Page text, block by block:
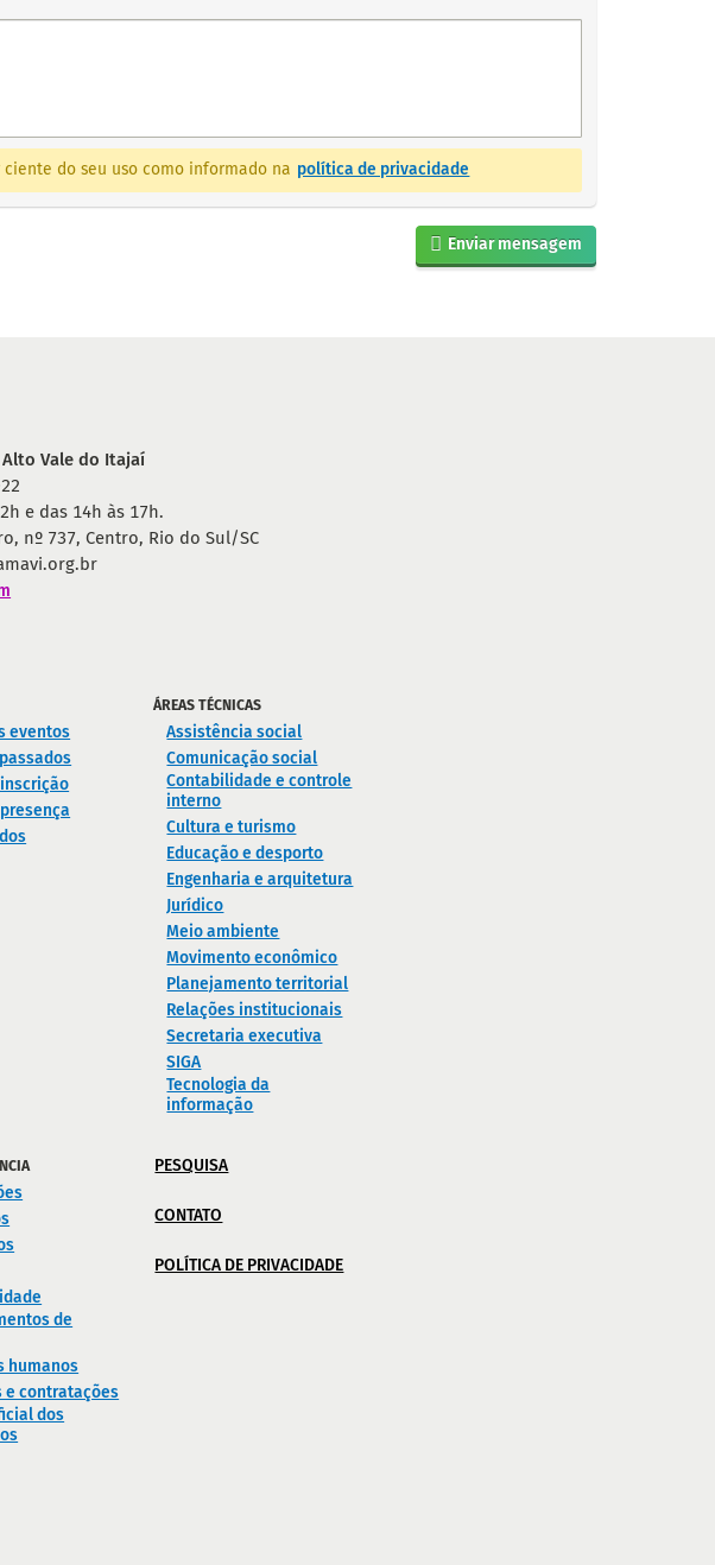
do seu uso como informado na política de privacidade
Enviar mensagem
Vale do Itajaí
e das 14h às 17h.
nº 737, Centro, Rio do Sul/SC
eventos
ÁREAS TÉCNICAS
Assistência social
Comunicação social
Contabilidade e controle
interno
Cultura e turismo
Educação e desporto
Engenharia e arquitetura
Jurídico
Meio ambiente
Movimento econômico
Planejamento territorial
Relações institucionais
Secretaria executiva
SIGA
Tecnologia da
informação
de
humanos
e contratações
dos
PESQUISA
CONTATO
POLÍTICA DE PRIVACIDADE